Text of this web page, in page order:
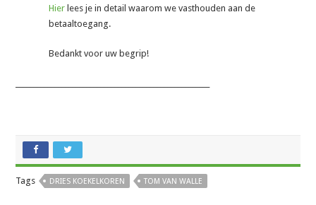
Hier lees je in detail waarom we vasthouden aan de
betaaltoegang.
Bedankt voor uw begrip!
Tags DRIES KOEKELKOREN TOM VAN WALLE